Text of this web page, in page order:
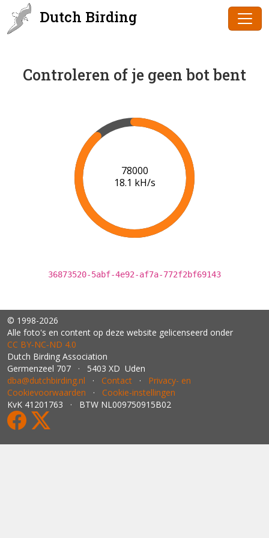
Dutch Birding
Controleren of je geen bot bent
80000
18.3 kH/s
36873520-5abf-4e92-af7a-772f2bf69143
© 1998-2026
Alle foto's en content op deze website gelicenseerd onder
CC BY‑NC‑ND 4.0
Dutch Birding Association
Germenzeel 707 · 5403 XD Uden
dba@dutchbirding.nl · Contact · Privacy- en
Cookievoorwaarden · Cookie-instellingen
KvK 41201763 · BTW NL009750915B02